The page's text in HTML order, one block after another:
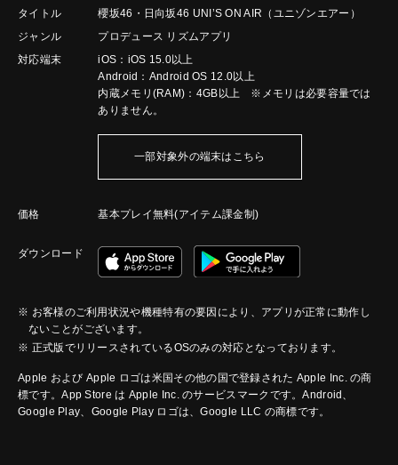
タイトル
櫻坂46・日向坂46 UNI’S ON AIR（ユニゾンエアー）
ジャンル
プロデュース リズムアプリ
対応端末
iOS：iOS 15.0以上
Android：Android OS 12.0以上
内蔵メモリ(RAM)：4GB以上 ※メモリは必要容量では
ありません。
一部対象外の端末はこちら
価格 基本プレイ無料(アイテム課金制)
ダウンロード
※ お客様のご利用状況や機種特有の要因により、アプリが正常に動作し
ないことがございます。
※ 正式版でリリースされているOSのみの対応となっております。
Apple および Apple ロゴは米国その他の国で登録された Apple Inc. の商
標です。App Store は Apple Inc. のサービスマークです。Android、
Google Play、Google Play ロゴは、Google LLC の商標です。